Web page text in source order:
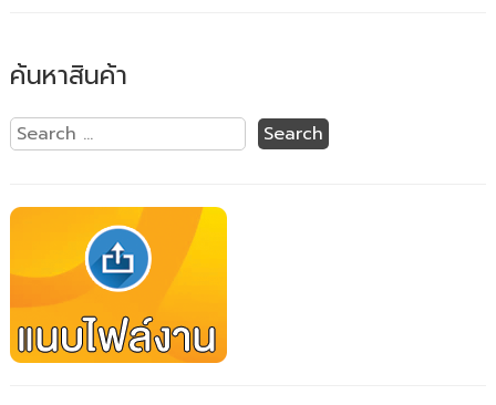
ค้นหาสินค้า